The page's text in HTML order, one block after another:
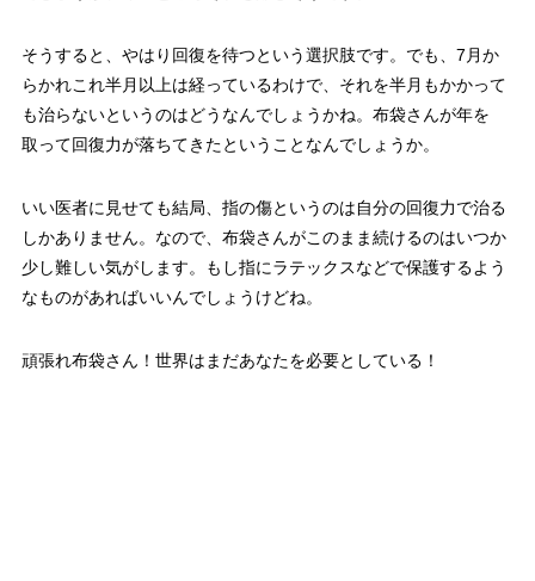
そうすると、やはり回復を待つという選択肢です。でも、7月か
らかれこれ半月以上は経っているわけで、それを半月もかかって
も治らないというのはどうなんでしょうかね。布袋さんが年を
取って回復力が落ちてきたということなんでしょうか。
いい医者に見せても結局、指の傷というのは自分の回復力で治る
しかありません。なので、布袋さんがこのまま続けるのはいつか
少し難しい気がします。もし指にラテックスなどで保護するよう
なものがあればいいんでしょうけどね。
頑張れ布袋さん！世界はまだあなたを必要としている！